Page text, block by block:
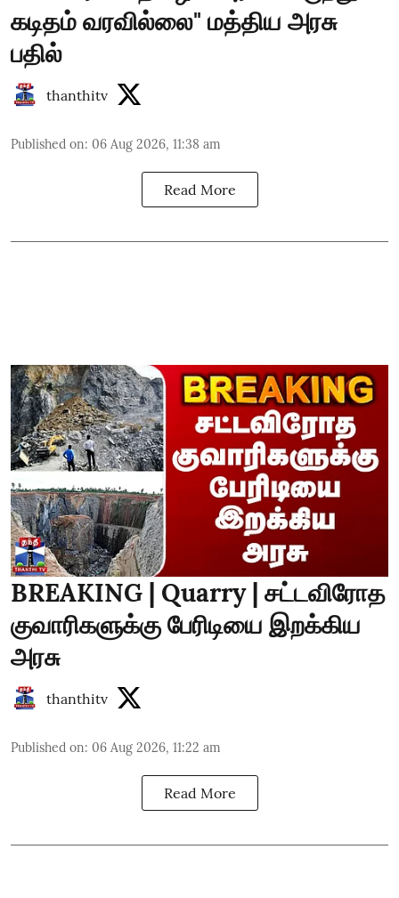
கடிதம் வரவில்லை" மத்திய அரசு
பதில்
thanthitv
Published on: 06 Aug 2026, 11:38 am
Read More
BREAKING | Quarry | சட்டவிரோத
குவாரிகளுக்கு பேரிடியை இறக்கிய
அரசு
thanthitv
Published on: 06 Aug 2026, 11:22 am
Read More